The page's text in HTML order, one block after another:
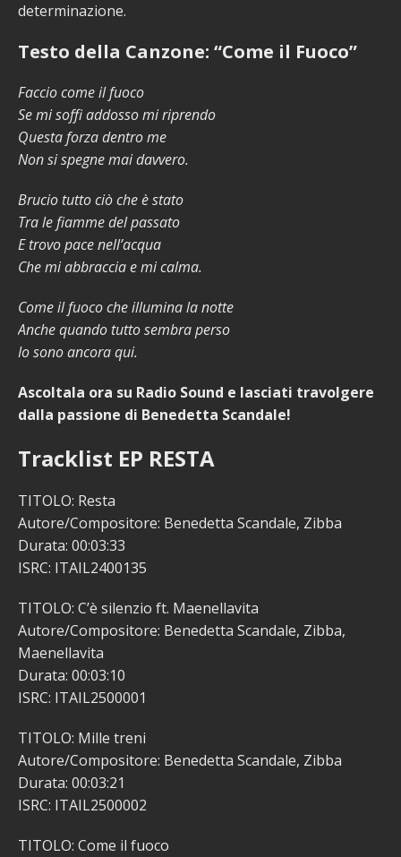
determinazione.
Testo della Canzone: “Come il Fuoco”
Faccio come il fuoco
Se mi soffi addosso mi riprendo
Questa forza dentro me
Non si spegne mai davvero.
Brucio tutto ciò che è stato
Tra le fiamme del passato
E trovo pace nell’acqua
Che mi abbraccia e mi calma.
Come il fuoco che illumina la notte
Anche quando tutto sembra perso
Io sono ancora qui.
Ascoltala ora su Radio Sound e lasciati travolgere
dalla passione di Benedetta Scandale!
Tracklist EP RESTA
TITOLO: Resta
Autore/Compositore: Benedetta Scandale, Zibba
Durata: 00:03:33
ISRC: ITAIL2400135
TITOLO: C’è silenzio ft. Maenellavita
Autore/Compositore: Benedetta Scandale, Zibba,
Maenellavita
Durata: 00:03:10
ISRC: ITAIL2500001
TITOLO: Mille treni
Autore/Compositore: Benedetta Scandale, Zibba
Durata: 00:03:21
ISRC: ITAIL2500002
TITOLO: Come il fuoco